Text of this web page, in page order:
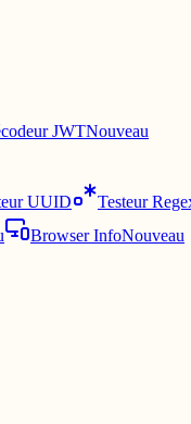
JWTNouveau
UUID Testeur
Browser InfoNouveau